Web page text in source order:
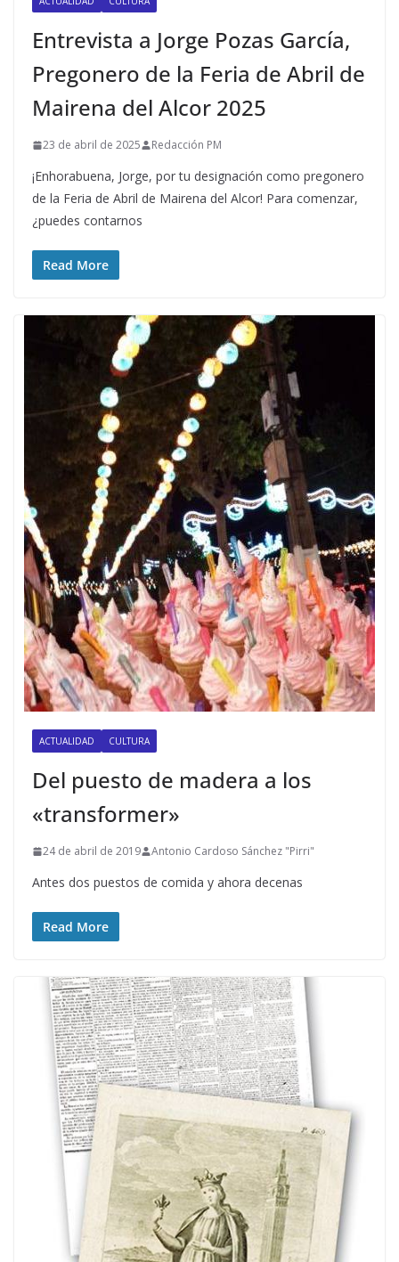
Entrevista a Jorge Pozas García,
Pregonero de la Feria de Abril de
Mairena del Alcor 2025
23 de abril de 2025 Redacción PM
¡Enhorabuena, Jorge, por tu designación como pregonero
de la Feria de Abril de Mairena del Alcor! Para comenzar,
¿puedes contarnos
Read More
ACTUALIDAD CULTURA
Del puesto de madera a los
«transformer»
24 de abril de 2019 Antonio Cardoso Sánchez "Pirri"
Antes dos puestos de comida y ahora decenas
Read More